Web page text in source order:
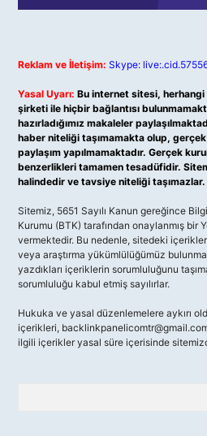
Reklam ve İletişim: Skype:
Yasal Uyarı: Bu internet sitesi,
şirketi ile hiçbir bağlantısı
hazırladığımız makaleler
haber niteliği taşımamakta olup,
paylaşım yapılmamaktadır. Gerçek
benzerlikleri tamamen tesadüfidir.
halindedir ve tavsiye niteliği taşımazlar.
Sitemiz, 5651 Sayılı Kanun gereğince
Kurumu (BTK) tarafından onaylanmış bir
vermektedir. Bu nedenle, sitedeki
veya araştırma yükümlülüğümüz
yazdıkları içeriklerin sorumluluğunu
sorumluluğu kabul etmiş sayılırlar.
Hukuka ve yasal düzenlemelere aykırı
içerikleri,
ilgili içerikler yasal süre içerisinde